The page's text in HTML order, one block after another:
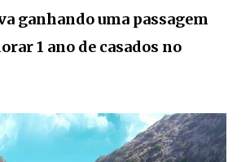
ganhando uma passagem
1 ano de casados no